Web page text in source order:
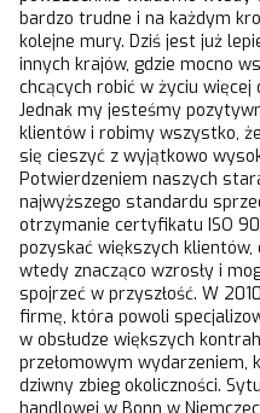
bardzo trudne i na każdym
kolejne mury. Dziś jest już
innych krajów, gdzie mocno
chcących robić w życiu
Jednak my jesteśmy
klientów i robimy wszystko,
się cieszyć z wyjątkowo
Potwierdzeniem naszych
najwyższego standardu
otrzymanie certyfikatu ISO
pozyskać większych
wtedy znacząco wzrosły i
spojrzeć w przyszłość. W
firmę, która powoli
w obsłudze większych
przełomowym wydarzeniem,
dziwny zbieg okoliczności.